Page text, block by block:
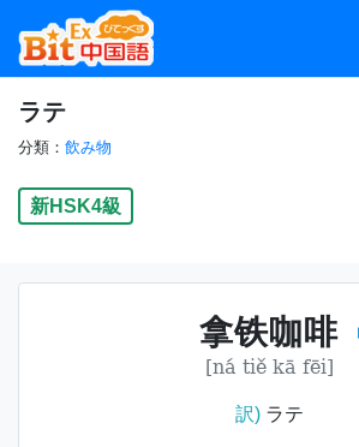
ラテ
分類： 飲み物
新HSK4級
拿铁咖啡
[ná tiě kā fēi]
訳)ラテ